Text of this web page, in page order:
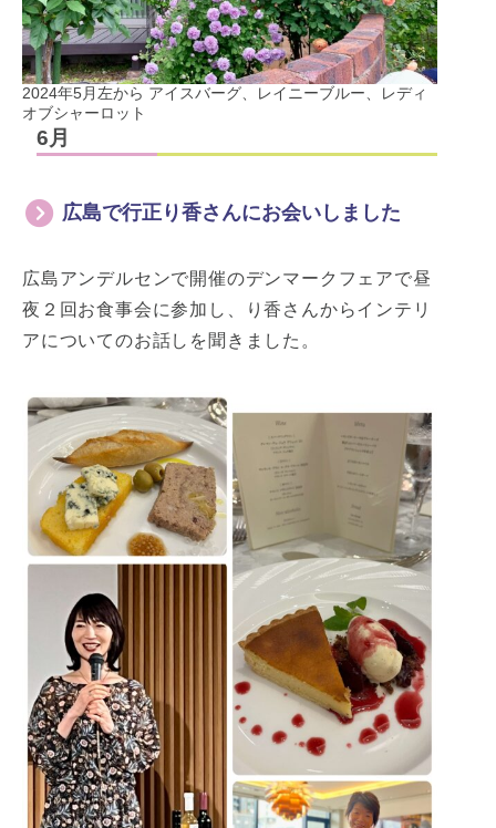
2024年5月左から アイスバーグ、レイニーブルー、レディ
オブシャーロット
6月
広島で行正り香さんにお会いしました
広島アンデルセンで開催のデンマークフェアで昼
夜２回お食事会に参加し、り香さんからインテリ
アについてのお話しを聞きました。